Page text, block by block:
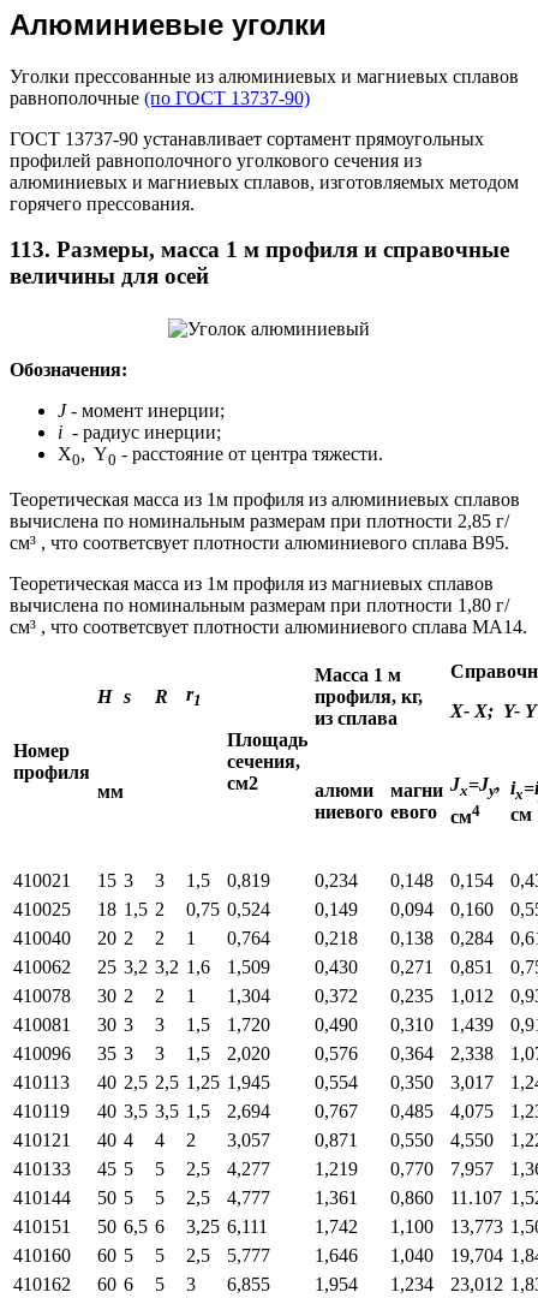
Алюминиевые уголки
Уголки прессованные из алюминиевых и магниевых сплавов
равнополочные (по ГОСТ 13737-90)
ГОСТ 13737-90 устанавливает сортамент прямоугольных
профилей равнополочного уголкового сечения из
алюминиевых и магниевых сплавов, изготовляемых методом
горячего прессования.
113. Размеры, масса 1 м профиля и справочные
величины для осей
Обозначения:
J- момент инерции;
i - радиус инерции;
X0, Y0 - расстояние от центра тяжести.
Теоретическая масса из 1м профиля из алюминиевых сплавов
вычислена по номинальным размерам при плотности 2,85 г/
см³ , что соответсвует плотности алюминиевого сплава В95.
Теоретическая масса из 1м профиля из магниевых сплавов
вычислена по номинальным размерам при плотности 1,80 г/
см³ , что соответсвует плотности алюминиевого сплава МА14.
Номер
профиля
H s R r1
Площадь
сечения,
см2
Масса 1 м
профиля, кг,
из сплава
Х- Х; Y- Y
мм
алюми
ниевого
магни
евого
Jx=Jy,
см4
ix=i
см
410021 15 3 3 1,5 0,819 0,234 0,148 0,154
410025
18 1,5 2 0,75 0,524 0,149 0,094 0,160
410040
20 2 2 1 0,764 0,218 0,138 0,284
410062
25 3,2 3,2 1,6 1,509 0,430 0,271 0,851
410078
30 2 2 1 1,304 0,372 0,235 1,012
410081
30 3 3 1,5 1,720 0,490 0,310 1,439
410096
35 3 3 1,5 2,020 0,576 0,364 2,338
410113
40 2,5 2,5 1,25 1,945 0,554 0,350 3,017
410119
40 3,5 3,5 1,5 2,694 0,767 0,485 4,075
410121
40 4 4 2 3,057 0,871 0,550 4,550
410133
45 5 5 2,5 4,277 1,219 0,770 7,957
410144
50 5 5 2,5 4,777 1,361 0,860 11.107
410151
50 6,5 6 3,25 6,111 1,742 1,100 13,773
410160
60 5 5 2,5 5,777 1,646 1,040 19,704
410162
60 6 5 3 6,855 1,954 1,234 23,012